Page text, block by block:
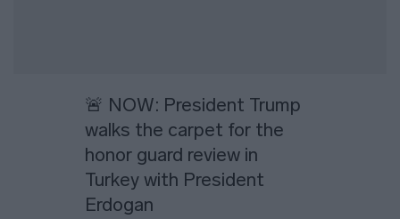
🚨 NOW: President Trump
walks the carpet for the
honor guard review in
Turkey with President
Erdogan